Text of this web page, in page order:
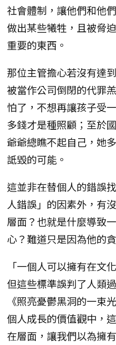
社會體制，讓他們和他
做出某些犧牲，且被脅
重要的東西。
那位主管擔心若沒有達
被當作公司倒閉的代罪
怕了，不想再讓孩子受
多錢才是種照顧；至於
爺爺總瞧不起自己，她
詆毀的可能。
這並非在替個人的錯誤
人錯誤」的因素外，有
層面？也就是什麼導致
心？難道只是因為他的
「一個人可以擁有在文
但這些標準誤判了人類
《照亮憂鬱黑洞的一束
個人成長的價值觀中，
在層面，讓我們以為擁